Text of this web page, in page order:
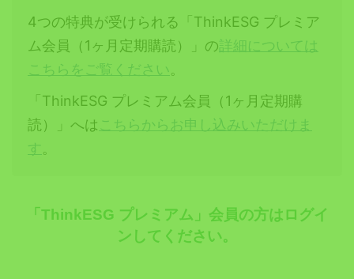
4つの特典が受けられる「ThinkESG プレミア
ム会員（1ヶ月定期購読）」の詳細については
こちらをご覧ください。
「ThinkESG プレミアム会員（1ヶ月定期購
読）」へは こちらからお申し込みいただけま
す。
「ThinkESG プレミアム」会員の方はログイ
ンしてください。